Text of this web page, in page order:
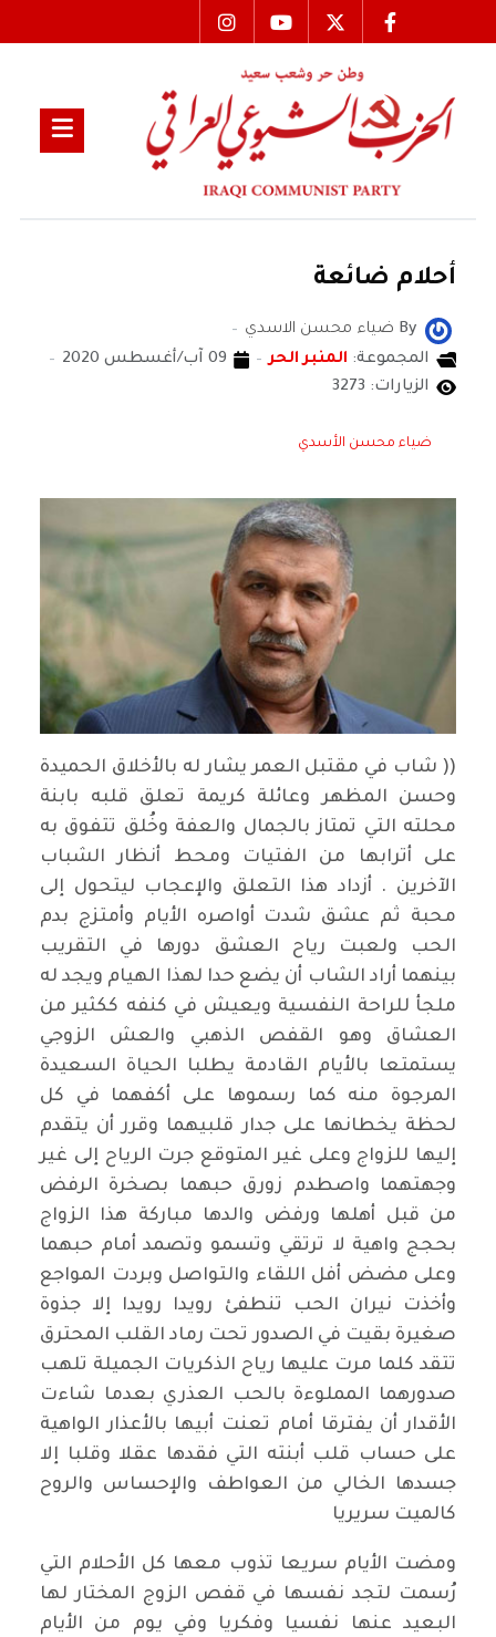
أحلام ضائعة
By ضياء محسن الاسدي
المجموعة: المنبر الحر
09 آب/أغسطس 2020
الزيارات: 3273
ضياء محسن الأسدي
(( شاب في مقتبل العمر يشار له بالأخلاق الحميدة
وحسن المظهر وعائلة كريمة تعلق قلبه بابنة
محلته التي تمتاز بالجمال والعفة وخُلق تتفوق به
على أترابها من الفتيات ومحط أنظار الشباب
الآخرين . أزداد هذا التعلق والإعجاب ليتحول إلى
محبة ثم عشق شدت أواصره الأيام وأمتزج بدم
الحب ولعبت رياح العشق دورها في التقريب
بينهما أراد الشاب أن يضع حدا لهذا الهيام ويجد له
ملجأ للراحة النفسية ويعيش في كنفه ككثير من
العشاق وهو القفص الذهبي والعش الزوجي
يستمتعا بالأيام القادمة يطلبا الحياة السعيدة
المرجوة منه كما رسموها على أكفهما في كل
لحظة يخطانها على جدار قلبيهما وقرر أن يتقدم
إليها للزواج وعلى غير المتوقع جرت الرياح إلى غير
وجهتهما واصطدم زورق حبهما بصخرة الرفض
من قبل أهلها ورفض والدها مباركة هذا الزواج
بحجج واهية لا ترتقي وتسمو وتصمد أمام حبهما
وعلى مضض أفل اللقاء والتواصل وبردت المواجع
وأخذت نيران الحب تنطفئ رويدا رويدا إلا جذوة
صغيرة بقيت في الصدور تحت رماد القلب المحترق
تتقد كلما مرت عليها رياح الذكريات الجميلة تلهب
صدورهما المملوءة بالحب العذري بعدما شاءت
الأقدار أن يفترقا أمام تعنت أبيها بالأعذار الواهية
على حساب قلب أبنته التي فقدها عقلا وقلبا إلا
جسدها الخالي من العواطف والإحساس والروح
كالميت سريريا
ومضت الأيام سريعا تذوب معها كل الأحلام التي
رُسمت لتجد نفسها في قفص الزوج المختار لها
البعيد عنها نفسيا وفكريا وفي يوم من الأيام